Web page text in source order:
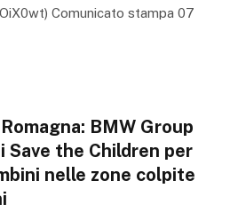
Comunicato stampa 07
BMW Group
Save the Children per
nelle zone colpite